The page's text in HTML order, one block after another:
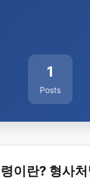
1
Posts
이란? 형사